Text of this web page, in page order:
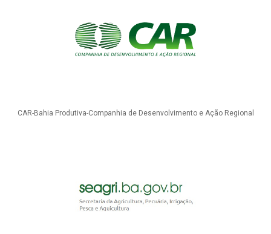
CAR-Bahia Produtiva-Companhia de Desenvolvimento e Ação Regional